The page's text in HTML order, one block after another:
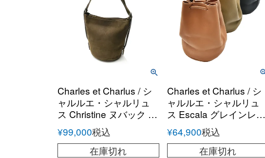
Charles et Charlus / シ
ャルルエ・シャルリュ
ス Christine ヌバック シ
ョルダーバッグ
¥99,000税込
在庫切れ
Charles et Charlus / シ
ャルルエ・シャルリュ
ス Escala グレインレザ
ー ドローストリングバ
ッグ
¥64,900税込
在庫切れ